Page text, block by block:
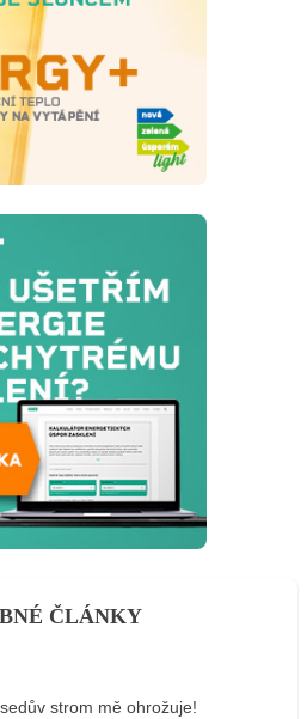
ČLÁNKY
strom mě ohrožuje!